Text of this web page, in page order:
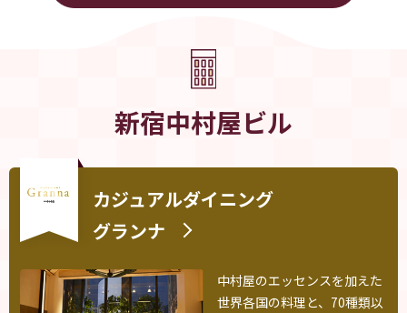
新宿中村屋ビル
カジュアルダイニング
グランナ
中村屋のエッセンスを加えた
世界各国の料理と、70種類以